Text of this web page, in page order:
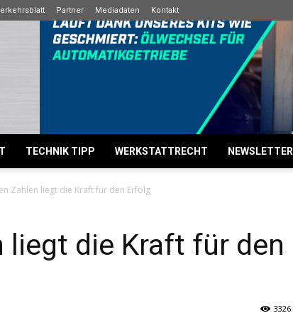
Partner Mediadaten Kontakt
TECHNIK TIPP WERKSTATTRECHT NEWSLETTER
Zahlen liegt die Kraft für den Erfolg
liegt die Kraft für den
3326